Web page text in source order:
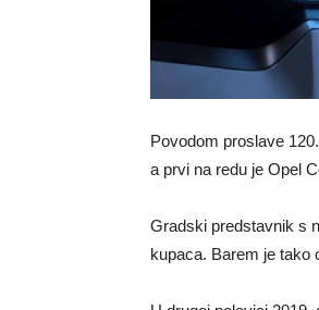
Povodom proslave
a prvi na redu je Opel
Gradski predstavnik s
kupaca. Barem je tako